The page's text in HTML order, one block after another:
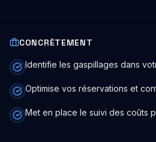
CONCRÈTEMENT
Identifie les gaspillages dans
Optimise vos réservations et
Met en place le suivi des coûts